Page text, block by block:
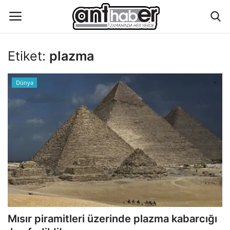
Aktüel Magazin
Hakkımızda
İletişim
Asayiş
Çevre
Etiket: plazma
Dünya
Mısır piramitleri üzerinde plazma kabarcığı